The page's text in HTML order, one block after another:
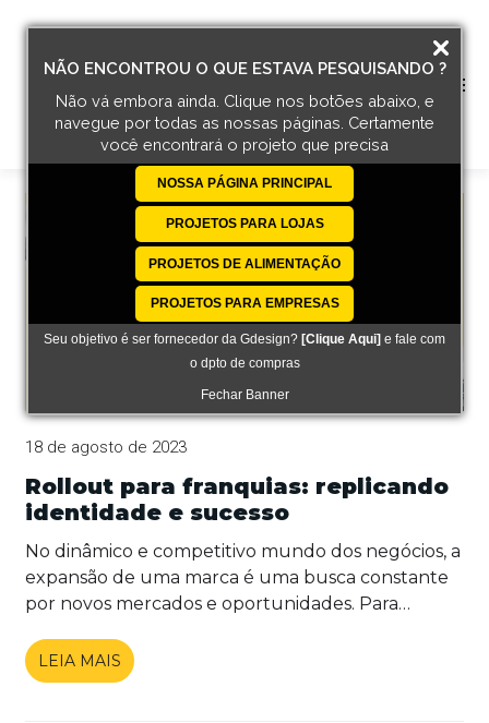
NÃO ENCONTROU O QUE ESTAVA PESQUISANDO ?
Não vá embora ainda. Clique nos botões abaixo, e
navegue por todas as nossas páginas. Certamente
você encontrará o projeto que precisa
NOSSA PÁGINA PRINCIPAL
PROJETOS PARA LOJAS
PROJETOS DE ALIMENTAÇÃO
PROJETOS PARA EMPRESAS
Seu objetivo é ser fornecedor da Gdesign? [Clique Aqui] e fale com
o dpto de compras
Fechar Banner
18 de agosto de 2023
Rollout para franquias: replicando
identidade e sucesso
No dinâmico e competitivo mundo dos negócios, a
expansão de uma marca é uma busca constante
por novos mercados e oportunidades. Para
consistente, […]
LEIA MAIS